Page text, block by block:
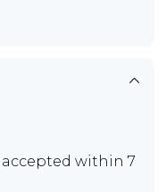
accepted within 7